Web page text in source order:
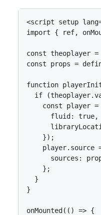
<script setup lang
import
{ ref,
const theoplayer =
const
props =
function
if
(theoplayer.
const
player =
fluid : true,
});
player. source
sources :
};
}
}
onMounted (() => {